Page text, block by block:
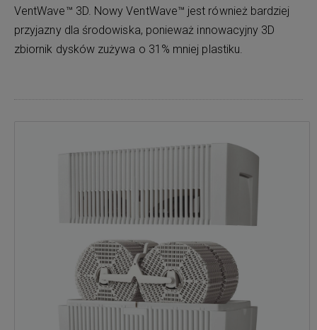
VentWave™ 3D. Nowy VentWave™ jest również bardziej
przyjazny dla środowiska, ponieważ innowacyjny 3D
zbiornik dysków zużywa o 31% mniej plastiku.